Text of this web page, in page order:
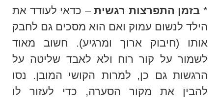
* בזמן התפרצות רגשית– כדאי לעודד את
הילד לנשום עמוק ואם הוא מסכים גם לחבק
אותו (חיבוק ארוך ומרגיע). חשוב מאוד
לשמור על קור רוח ולא לאבד שליטה על
הרגשות גם כן, למרות הקושי המובן. נסו
להבין את מקור הסערה, כדי לעזור לו